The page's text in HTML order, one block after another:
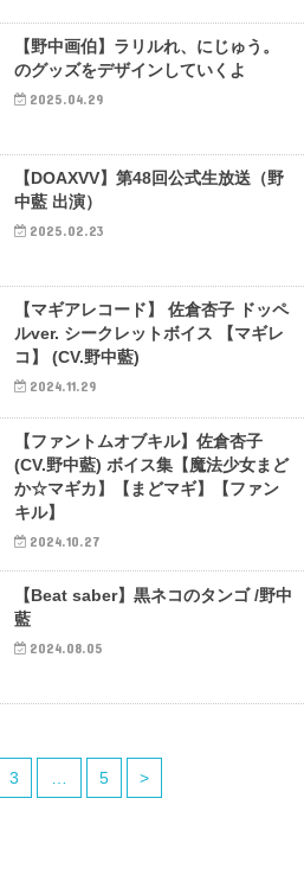
【野中画伯】ラリルれ、にじゅう。
のグッズをデザインしていくよ
2025.04.29
【DOAXVV】第48回公式生放送（野
中藍 出演）
2025.02.23
【マギアレコード】 佐倉杏子 ドッペ
ルver. シークレットボイス 【マギレ
コ】 (CV.野中藍)
2024.11.29
【ファントムオブキル】佐倉杏子
(CV.野中藍) ボイス集【魔法少女まど
か☆マギカ】【まどマギ】【ファン
キル】
2024.10.27
【Beat saber】黒ネコのタンゴ /野中
藍
2024.08.05
3 5 >